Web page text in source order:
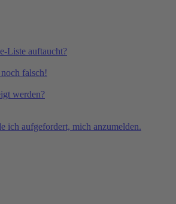
Liste auftaucht?
falsch!
werden?
ich aufgefordert, mich anzumelden.